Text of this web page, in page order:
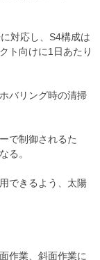
対応し、S4構成は
ト向けに1日あたり
バリング時の清掃
で制御されるた
る。
できるよう、太陽
作業、斜面作業に